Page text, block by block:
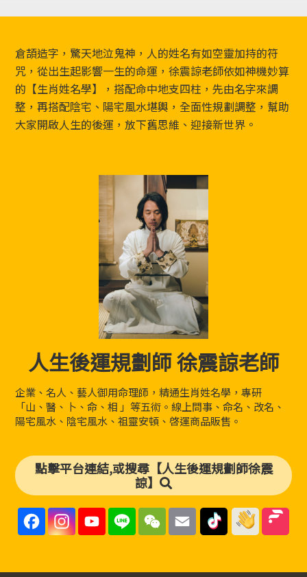
Footer
倉頡造字，驚天地泣鬼神，人的姓名有如空靈加持的符
咒，從出生起影響一生的命運，徐震諒老師依如神機妙算
的【生肖姓名學】，搭配命中地支四柱，先由名字來調
整，再搭配陰宅、陽宅風水堪輿，全面性規劃調整，幫助
大家開啟人生的後運，放下舊思維、迎接新世界。
人生後運規劃師 徐震諒老師
企業、名人、藝人御用命理師，精通生肖姓名學，專研
「山、醫、卜、命、相 」等五術。線上問事、命名、改名、
陽宅風水、陰宅風水、祖靈安頓、啓運商品販售。
點擊平台連結,或搜尋【人生後運規劃師徐震
諒】
F
a
c
I
s
Y
u
L
n
W
C
E
a